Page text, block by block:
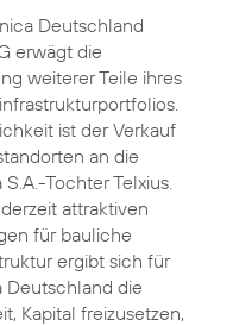
Deutschland
erwägt die
weiterer Teile ihres
ist der Verkauf
an die
Tochter Telxius.
attraktiven
für bauliche
ergibt sich für
Deutschland die
Kapital freizusetzen,